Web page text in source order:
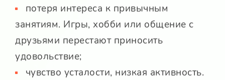
потеря интереса к привычным
занятиям. Игры, хобби или общение с
друзьями перестают приносить
удовольствие;
чувство усталости, низкая активность.